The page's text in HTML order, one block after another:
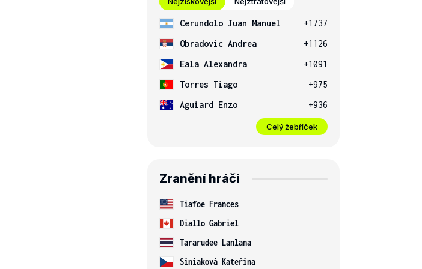
Cerundolo Juan Manuel
+1737
Obradovic Andrea
+1126
Eala Alexandra
+1091
Torres Tiago
+975
Aguiard Enzo
+936
Celý žebříček
Zranění hráči
Tiafoe Frances
Diallo Gabriel
Tararudee Lanlana
Siniaková Kateřina